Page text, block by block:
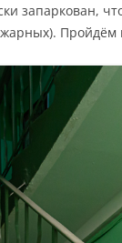
запаркован,
Пройдём